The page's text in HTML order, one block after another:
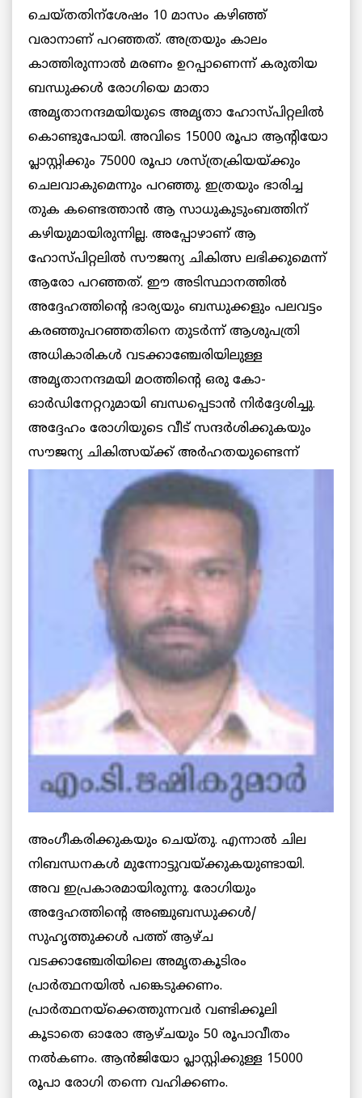
ചെയ്തതിന്‌ശേഷം 10 മാസം കഴിഞ്ഞ്
വരാനാണ് പറഞ്ഞത്. അത്രയും കാലം
കാത്തിരുന്നാല്‍ മരണം ഉറപ്പാണെന്ന് കരുതിയ
ബന്ധുക്കള്‍ രോഗിയെ മാതാ
അമൃതാനന്ദമയിയുടെ അമൃതാ ഹോസ്പിറ്റലില്‍
കൊണ്ടുപോയി. അവിടെ 15000 രൂപാ ആന്റിയോ
പ്ലാസ്റ്റിക്കും 75000 രൂപാ ശസ്ത്രക്രിയയ്ക്കും
ചെലവാകുമെന്നും പറഞ്ഞു. ഇത്രയും ഭാരിച്ച
തുക കണ്ടെത്താന്‍ ആ സാധുകുടുംബത്തിന്
കഴിയുമായിരുന്നില്ല. അപ്പോഴാണ് ആ
ഹോസ്പിറ്റലില്‍ സൗജന്യ ചികിത്സ ലഭിക്കുമെന്ന്
ആരോ പറഞ്ഞത്. ഈ അടിസ്ഥാനത്തില്‍
അദ്ദേഹത്തിന്റെ ഭാര്യയും ബന്ധുക്കളും പലവട്ടം
കരഞ്ഞുപറഞ്ഞതിനെ തുടര്‍ന്ന് ആശുപത്രി
അധികാരികള്‍ വടക്കാഞ്ചേരിയിലുള്ള
അമൃതാനന്ദമയി മഠത്തിന്റെ ഒരു കോ-
ഓര്‍ഡിനേറ്ററുമായി ബന്ധപ്പെടാന്‍ നിര്‍ദ്ദേശിച്ചു.
അദ്ദേഹം രോഗിയുടെ വീട് സന്ദര്‍ശിക്കുകയും
സൗജന്യ ചികിത്സയ്ക്ക് അര്‍ഹതയുണ്ടെന്ന്
അംഗീകരിക്കുകയും ചെയ്തു. എന്നാല്‍ ചില
നിബന്ധനകള്‍ മുന്നോട്ടുവയ്ക്കുകയുണ്ടായി.
അവ ഇപ്രകാരമായിരുന്നു. രോഗിയും
അദ്ദേഹത്തിന്റെ അഞ്ചുബന്ധുക്കള്‍/
സുഹൃത്തുക്കള്‍ പത്ത് ആഴ്ച
വടക്കാഞ്ചേരിയിലെ അമൃതകൂടിരം
പ്രാര്‍ത്ഥനയില്‍ പങ്കെടുക്കണം.
പ്രാര്‍ത്ഥനയ്‌ക്കെത്തുന്നവര്‍ വണ്ടിക്കൂലി
കൂടാതെ ഓരോ ആഴ്ചയും 50 രൂപാവീതം
നല്‍കണം. ആന്‍ജിയോ പ്ലാസ്റ്റിക്കുള്ള 15000
രൂപാ രോഗി തന്നെ വഹിക്കണം.